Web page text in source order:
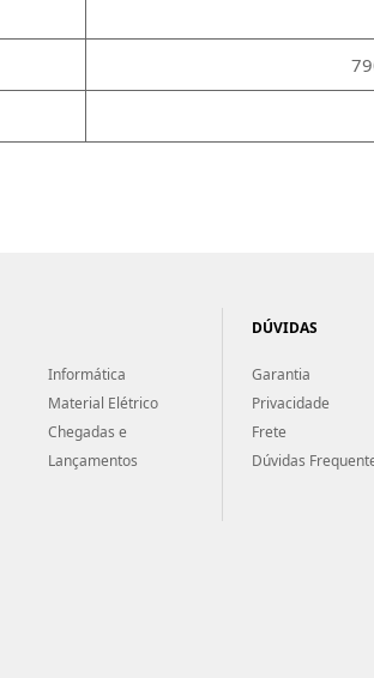
Informática
Material Elétrico
Chegadas e
Lançamentos
DÚVIDAS
Garantia
Privacidade
Frete
Dúvidas